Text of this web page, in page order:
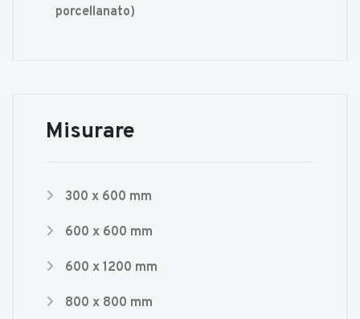
porcellanato)
Misurare
300 x 600 mm
600 x 600 mm
600 x 1200 mm
800 x 800 mm